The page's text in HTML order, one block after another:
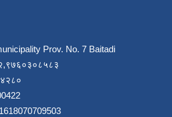
Prov. No. 7 Baitadi